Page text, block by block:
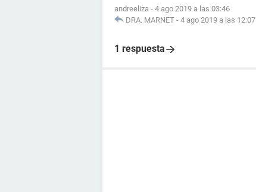
andreeliza - 4 ago 2019 a las 03:46
DRA. MARNET - 4 ago 2019 a las 12:07
1 respuesta